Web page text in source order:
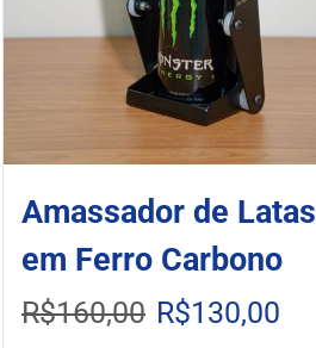
Amassador de Latas
em Ferro Carbono
R$160,00 Original
R$130,00